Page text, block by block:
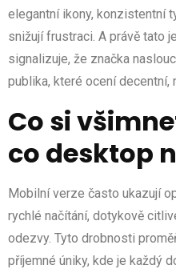
elegantní ikony, konzistentní
snižují frustraci. A právě tato
signalizuje, že značka
publika, které ocení
Co si
co desktop
Mobilní verze často ukazují
rychlé načítání, dotykově
odezvy. Tyto drobnosti
příjemné úniky, kde je každý